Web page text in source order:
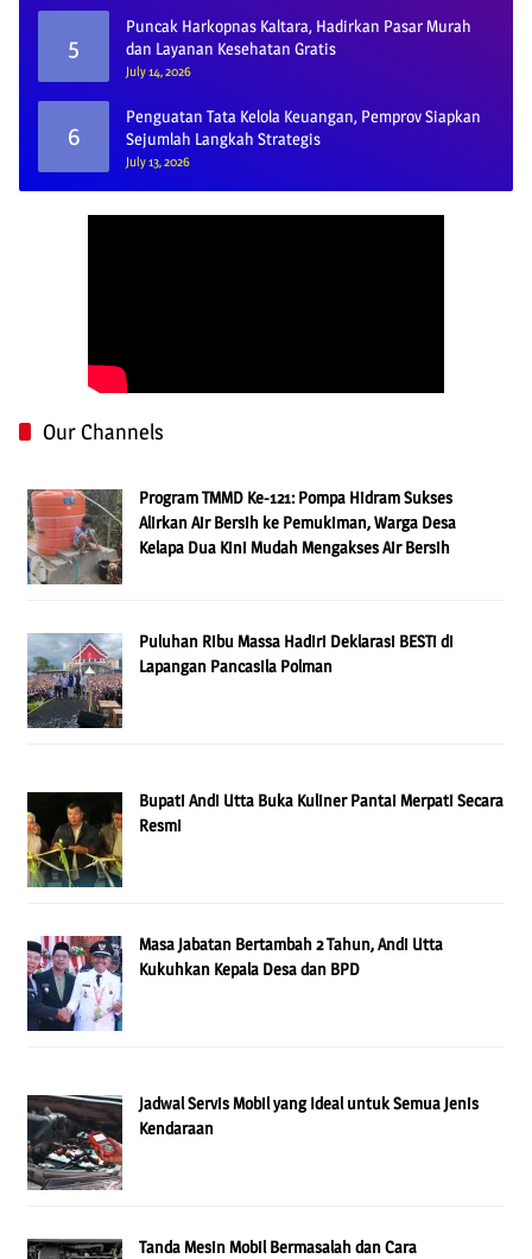
5
Puncak Harkopnas Kaltara, Hadirkan Pasar Murah
dan Layanan Kesehatan Gratis
July 14, 2026
6
Penguatan Tata Kelola Keuangan, Pemprov Siapkan
Sejumlah Langkah Strategis
July 13, 2026
Our Channels
Program TMMD Ke-121: Pompa Hidram Sukses
Alirkan Air Bersih ke Pemukiman, Warga Desa
Kelapa Dua Kini Mudah Mengakses Air Bersih
Puluhan Ribu Massa Hadiri Deklarasi BESTi di
Lapangan Pancasila Polman
Bupati Andi Utta Buka Kuliner Pantai Merpati Secara
Resmi
Masa Jabatan Bertambah 2 Tahun, Andi Utta
Kukuhkan Kepala Desa dan BPD
Jadwal Servis Mobil yang Ideal untuk Semua Jenis
Kendaraan
Tanda Mesin Mobil Bermasalah dan Cara